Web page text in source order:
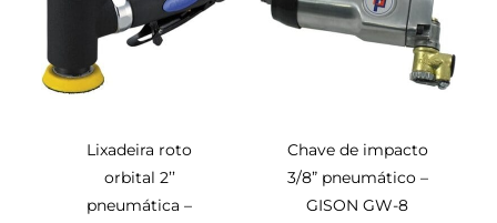
Lixadeira roto
orbital 2’’
pneumática –
Chave de impacto
3/8” pneumático –
GISON GW-8